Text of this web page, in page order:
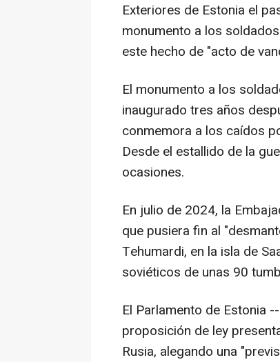
Exteriores de Estonia el
monumento a los
este hecho de "acto de
El monumento a los
inaugurado tres años
conmemora a los caídos
Desde el estallido de la
ocasiones.
En julio de 2024, la
que pusiera fin al
Tehumardi, en la isla de
soviéticos de unas 90
El Parlamento de Estonia
proposición de ley
Rusia, alegando una